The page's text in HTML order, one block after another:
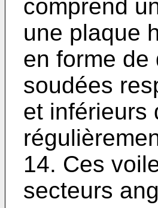
comprend
une plaque
en forme de
soudées
et inférieurs
14. Ces
secteurs